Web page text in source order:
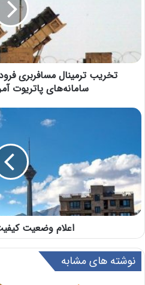
تخریب ترمینال مسافربری
سامانه‌های پاتریوت
اعلام وضعیت
نوشته های مشابه